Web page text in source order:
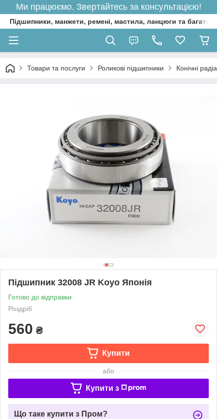
Ми працюємо. Звертайтесь за консультацією!
Підшипники, манжети, ремені, мастила, ланцюги та багато
Товари та послуги Роликові підшипники Конічні
Підшипник 32008 JR Koyo Японія
Готово до відправки
Роздріб
560 ₴
Купити
або
Купити з
Що таке купити з Пром?